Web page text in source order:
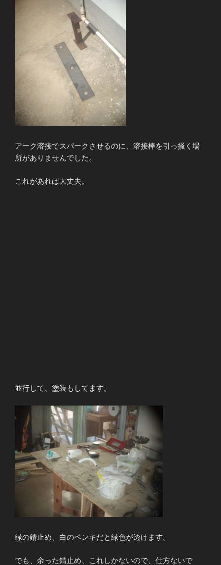
アーク溶接でスパークさせるのに、溶接棒を引っ掻く場
所がありませんでした。
これがあれば大丈夫。
並行して、塗装もしてます。
緑の錆止め、白のペンキだと緑色が透けます。
でも、余った錆止め、これしかないので、仕方ないで